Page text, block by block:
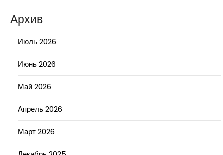
Архив
Июль 2026
Июнь 2026
Май 2026
Апрель 2026
Март 2026